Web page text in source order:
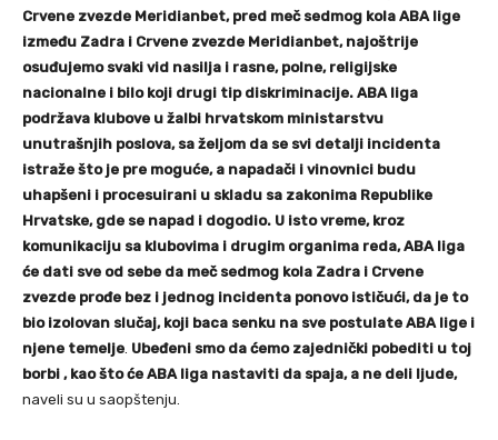
Crvene zvezde Meridianbet, pred meč sedmog kola ABA lige
između Zadra i Crvene zvezde Meridianbet, najoštrije
osuđujemo svaki vid nasilja i rasne, polne, religijske
nacionalne i bilo koji drugi tip diskriminacije. ABA liga
podržava klubove u žalbi hrvatskom ministarstvu
unutrašnjih poslova, sa željom da se svi detalji incidenta
istraže što je pre moguće, a napadači i vinovnici budu
uhapšeni i procesuirani u skladu sa zakonima Republike
Hrvatske, gde se napad i dogodio. U isto vreme, kroz
komunikaciju sa klubovima i drugim organima reda, ABA liga
će dati sve od sebe da meč sedmog kola Zadra i Crvene
zvezde prođe bez i jednog incidenta ponovo ističući, da je to
bio izolovan slučaj, koji baca senku na sve postulate ABA lige i
njene temelje Ubeđeni smo da ćemo zajednički pobediti u toj
borbi , kao što će ABA liga nastaviti da spaja, a ne deli ljude,
naveli su u saopštenju.